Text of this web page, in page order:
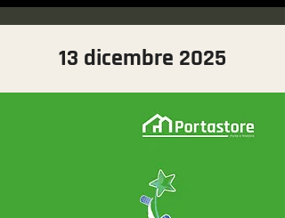
13 dicembre 2025